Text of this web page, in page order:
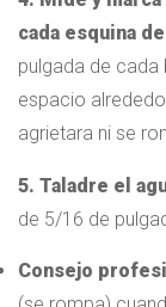
cada esquina
pulgada de
espacio
agrietara ni se
5. Taladre el
de 5/16 de
Consejo